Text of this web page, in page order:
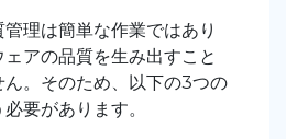
理は簡単な作業ではあり
アの品質を生み出すこと
。そのため、以下の3つの
要があります。